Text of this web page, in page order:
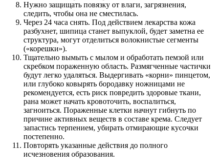
Нужно защищать повязку от влаги, загрязнения,
следить, чтобы она не сместилась.
Через 24 часа снять. Под действием лекарства кожа
разбухнет, шипица станет выпуклой, будет заметна ее
структура, могут отделиться волокнистые сегменты
(«корешки»).
Тщательно вымыть с мылом и обработать пемзой или
скребком пораженную область. Размягченные частички
будут легко удаляться. Выдергивать «корни» пинцетом,
или глубоко ковырять бородавку ножницами не
рекомендуется, есть риск повредить здоровые ткани,
рана может начать кровоточить, воспалиться,
загноиться. Пораженные клетки начнут гибнуть по
причине активных веществ в составе крема. Следует
запастись терпением, убирать отмирающие кусочки
постепенно.
Повторять указанные действия до полного
исчезновения образования.